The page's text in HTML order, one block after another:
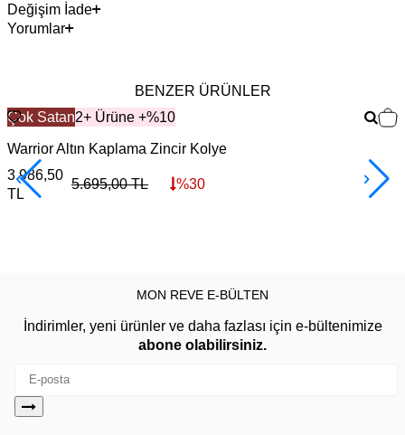
Değişim İade
Yorumlar
BENZER ÜRÜNLER
Çok Satan2+ Ürüne +%10
Warrior Altın Kaplama Zincir Kolye
3.986,50
TL
5.695,00TL %30
MON REVE E-BÜLTEN
İndirimler, yeni ürünler ve daha fazlası için e-bültenimize
abone olabilirsiniz.